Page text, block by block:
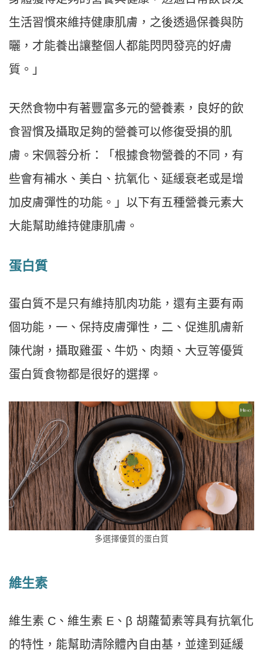
生活習慣來維持健康肌膚，之後透過保養與防
曬，才能養出讓整個人都能閃閃發亮的好膚
質。」
天然食物中有著豐富多元的營養素，良好的飲
食習慣及攝取足夠的營養可以修復受損的肌
膚。宋佩蓉分析：「根據食物營養的不同，有
些會有補水、美白、抗氧化、延緩衰老或是增
加皮膚彈性的功能。」以下有五種營養元素大
大能幫助維持健康肌膚。
蛋白質
蛋白質不是只有維持肌肉功能，還有主要有兩
個功能，一、保持皮膚彈性，二、促進肌膚新
陳代謝，攝取雞蛋、牛奶、肉類、大豆等優質
蛋白質食物都是很好的選擇。
多選擇優質的蛋白質
維生素
維生素 C、維生素 E、β 胡蘿蔔素等具有抗氧化
的特性，能幫助清除體內自由基，並達到延緩